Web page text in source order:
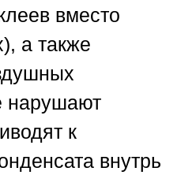
вместо
а также
нарушают
к
внутрь